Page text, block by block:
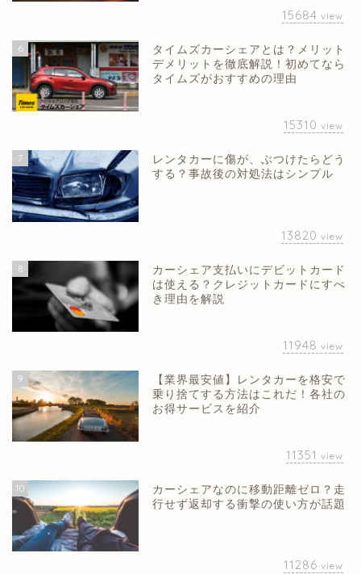
15684 view
6
タイムズカーシェアとは？メリット
デメリットを徹底解説！初めてなら
タイムズがおすすめの理由
15310 view
7
レンタカーに傷が、ぶつけたらどう
する？事故後の対処法はシンプル
13820 view
8
カーシェア支払いにデビットカード
は使える？クレジットカードにすべ
き理由を解説
11948 view
9
【業界最安値】レンタカーを格安で
乗り捨てする方法はこれだ！各社の
お得サービスを紹介
11351 view
10
カーシェアなのに移動距離ゼロ？走
行せず返却する衝撃の使い方が話題
11286 view